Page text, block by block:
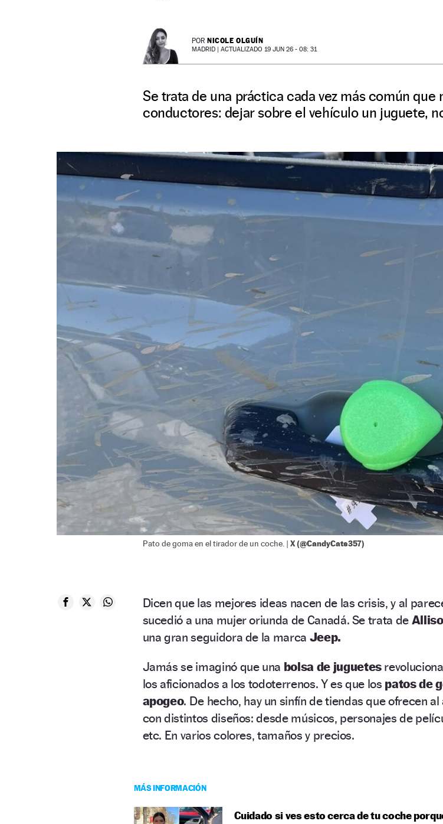
POR NICOLE OLGUÍN
MADRID | ACTUALIZADO 19 JUN 26 - 08: 31
Se trata de una práctica cada vez más común que
conductores: dejar sobre el vehículo un juguete,
Pato de goma en el tirador de un coche. | X (@CandyCats357)
Dicen que las mejores ideas nacen de las crisis, y al
sucedió a una mujer oriunda de Canadá. Se trata de
una gran seguidora de la marca Jeep.
Jamás se imaginó que una bolsa de juguetes
los aficionados a los todoterrenos. Y es que los patos de
apogeo. De hecho, hay un sinfín de tiendas que ofrecen
con distintos diseños: desde músicos, personajes de
etc. En varios colores, tamaños y precios.
MÁS INFORMACIÓN
Cuidado si ves esto cerca de tu coche